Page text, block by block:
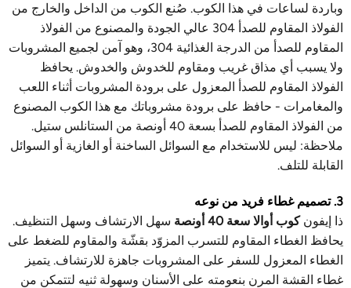
وباردة لساعات في هذا الكوب. صُنع الكوب من الداخل والخارج من
الفولاذ المقاوم للصدأ 304 عالي الجودة والمصنوع من الفولاذ
المقاوم للصدأ من الدرجة الغذائية 304، وهو آمن لجميع المشروبات
ولا يسبب أي مذاق غريب ومقاوم للخدوش والخدوش. يحافظ
الفولاذ المقاوم للصدأ المعزول على برودة المشروبات أثناء اللعب
والمغامرات - حافظ على برودة مشروباتك مع هذا الكوب المصنوع
من الفولاذ المقاوم للصدأ بسعة 40 أونصة من الستانلس ستيل.
ملاحظة: ليس للاستخدام مع السوائل الساخنة أو الغازية أو السوائل
القابلة للتلف.
3. تصميم غطاء فريد من نوعه
ذا إيفونكوب أوالا سعة 40 أونصة
سهل الارتشاف وسهل التنظيف.
يحافظ الغطاء المقاوم للتسرب المزوّد بقشّة والمقاوم للضغط على
الغطاء المعزول للسفر على المشروبات جاهزة للارتشاف. يتميز
غطاء القشة المرن بنعومته على الأسنان وسهولة ثنيه لتتمكن من